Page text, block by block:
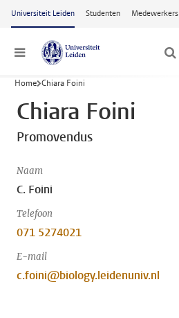
Ga naar hoofdinhoud
Universiteit Leiden Studenten Medewerkers
Menu
Home Chiara Foini
Chiara Foini
Promovendus
Naam
C. Foini
Telefoon
071 5274021
E-mail
c.foini@biology.leidenuniv.nl